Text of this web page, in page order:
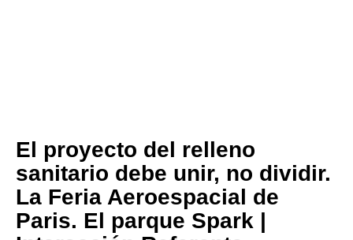
El proyecto del relleno
sanitario debe unir, no dividir.
La Feria Aeroespacial de
Paris. El parque Spark |